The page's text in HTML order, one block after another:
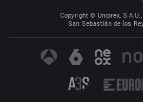
Copyright © Uniprex,
San Sebastián de los